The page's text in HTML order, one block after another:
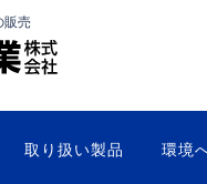
販売
取り扱い製品 環境